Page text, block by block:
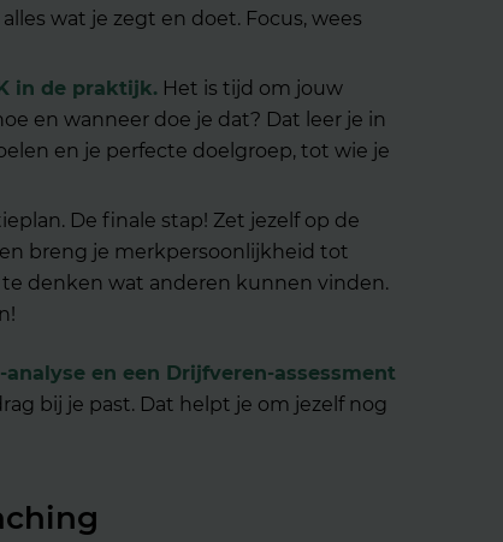
alles wat je zegt en doet. Focus, wees
in de praktijk. Het is tijd om jouw
en wanneer doe je dat? Dat leer je in
en je perfecte doelgroep, tot wie je
De finale stap! Zet jezelf op de
en breng je merkpersoonlijkheid tot
te denken wat anderen kunnen vinden.
analyse en een Drijfveren-assessment
bij je past. Dat helpt je om jezelf nog